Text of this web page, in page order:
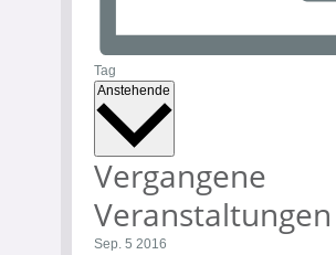
Tag
Anstehende Datum
Vergangene
Veranstaltungen
Sep. 5 2016